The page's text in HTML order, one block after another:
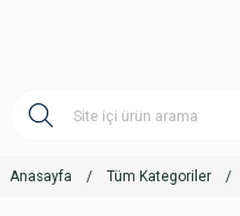
Anasayfa Tüm Kategoriler